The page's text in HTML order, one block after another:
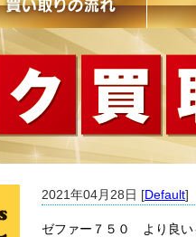
2021年04月28日 [Default]
ゼファー７５０ より良い